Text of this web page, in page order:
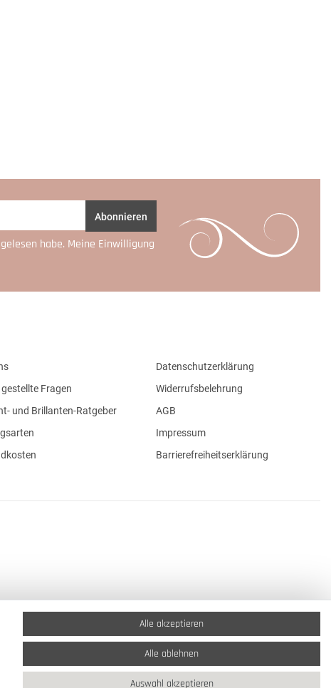
Abonnieren
gelesen habe. Meine Einwilligung
Fragen
und Brillanten-Ratgeber
Datenschutzerklärung
Widerrufsbelehrung
AGB
Impressum
Barrierefreiheitserklärung
Alle akzeptieren
Alle ablehnen
Auswahl akzeptieren